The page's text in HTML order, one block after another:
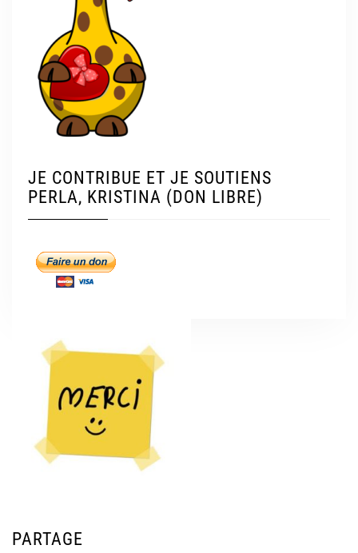
JE CONTRIBUE ET JE SOUTIENS
PERLA, KRISTINA (DON LIBRE)
PARTAGE